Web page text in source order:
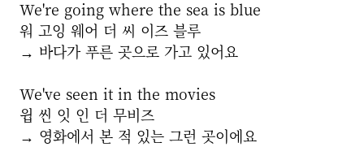
We're going where the sea is blue
워 고잉 웨어 더 씨 이즈 블루
→ 바다가 푸른 곳으로 가고 있어요
We've seen it in the movies
윕 씬 잇 인 더 무비즈
→ 영화에서 본 적 있는 그런 곳이에요